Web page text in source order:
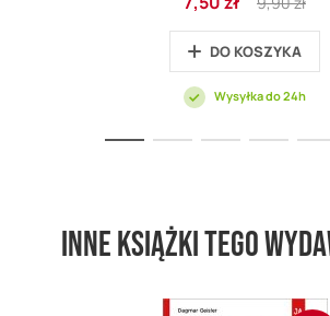
promocyjna
Price
DO KOSZYKA
Wysyłka do 24h
Inne książki tego